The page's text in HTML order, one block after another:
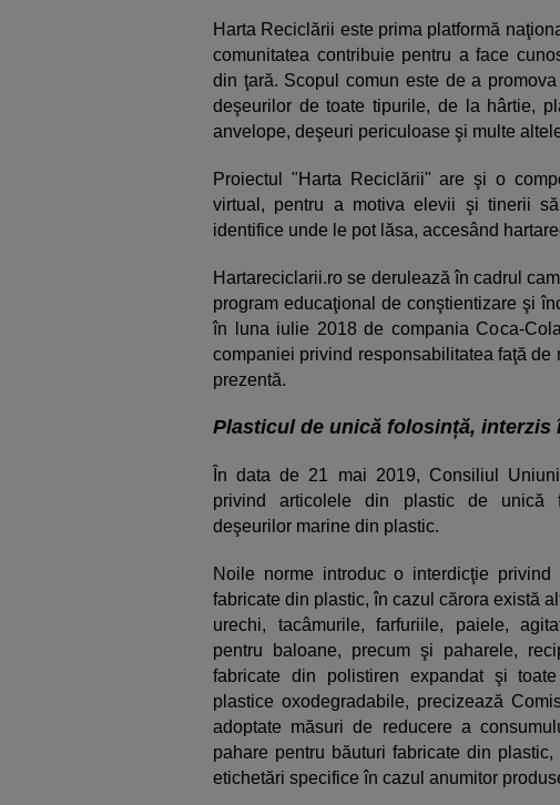
Harta Reciclării este prima platformă
comunitatea contribuie pentru a face
din ţară. Scopul comun este de a
deşeurilor de toate tipurile, de la hârtie,
anvelope, deşeuri periculoase şi multe
Proiectul "Harta Reciclării" are şi o
virtual, pentru a motiva elevii şi tinerii
identifice unde le pot lăsa, accesând
Hartareciclarii.ro se derulează în cadrul
program educaţional de conştientizare şi
în luna iulie 2018 de compania Coca-
companiei privind responsabilitatea faţă
prezentă.
Plasticul de unică folosință, interzis
În data de 21 mai 2019, Consiliul
privind articolele din plastic de unică
deşeurilor marine din plastic.
Noile norme introduc o interdicţie
fabricate din plastic, în cazul cărora există
urechi, tacâmurile, farfuriile, paiele,
pentru baloane, precum şi paharele,
fabricate din polistiren expandat şi
plastice oxodegradabile, precizează
adoptate măsuri de reducere a
pahare pentru băuturi fabricate din
etichetări specifice în cazul anumitor